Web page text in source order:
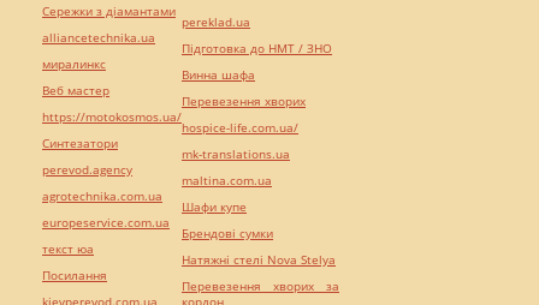
Сережки з діамантами
alliancetechnika.ua
миралинкс
Веб мастер
https://motokosmos.ua/
Синтезатори
perevod.agency
agrotechnika.com.ua
europeservice.com.ua
текст юа
Посилання
kievperevod.com.ua
pereklad.ua
Підготовка до НМТ / ЗНО
Винна шафа
Перевезення хворих
hospice-life.com.ua/
mk-translations.ua
maltina.com.ua
Шафи купе
Брендові сумки
Натяжні стелі Nova Stelya
Перевезення хворих за
кордон